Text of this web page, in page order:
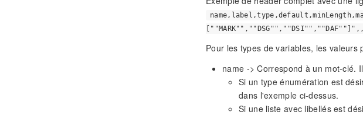
[""MARK"",""DSG"",""DSI"",""DAF""]",,
Pour les types de variables, les valeurs
name -> Correspond à un mot-clé.
Si un type énumération est
dans l'exemple ci-dessus.
Si une liste avec libellés est